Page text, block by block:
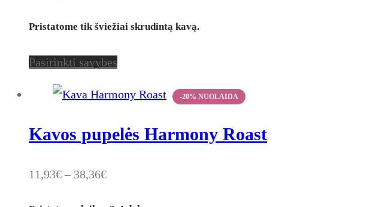
Pristatome tik šviežiai skrudintą kavą.
Pasirinkti savybes
Kavos pupelės Harmony Roast
11,93€ – 38,36€